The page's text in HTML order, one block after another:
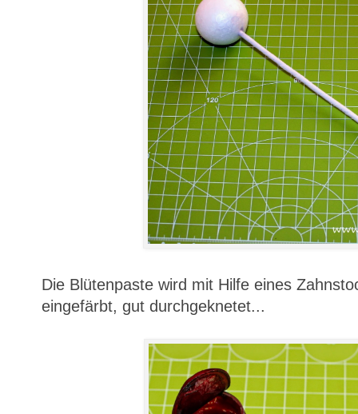
Die Blütenpaste wird mit Hilfe eines
eingefärbt, gut durchgeknetet...